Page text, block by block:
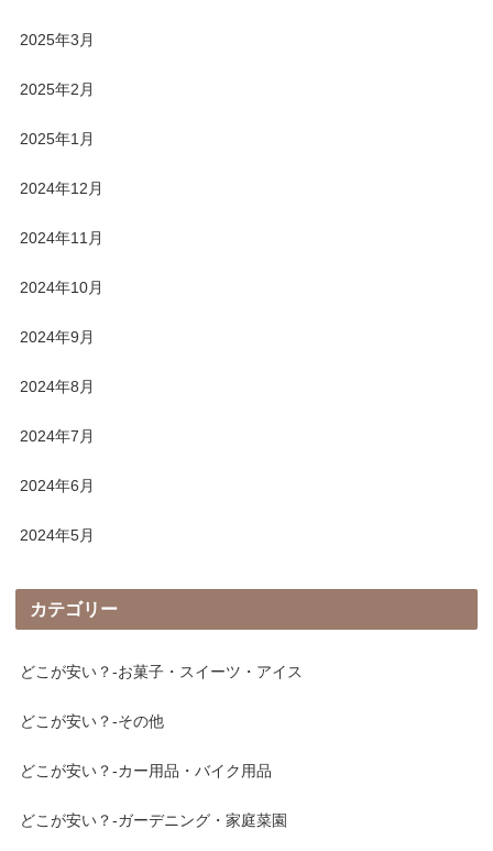
2025年3月
2025年2月
2025年1月
2024年12月
2024年11月
2024年10月
2024年9月
2024年8月
2024年7月
2024年6月
2024年5月
カテゴリー
どこが安い？-お菓子・スイーツ・アイス
どこが安い？-その他
どこが安い？-カー用品・バイク用品
どこが安い？-ガーデニング・家庭菜園